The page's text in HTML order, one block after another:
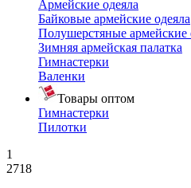
Армейские одеяла
Байковые армейские одеяла
Полушерстяные армейские
Зимняя армейская палатка
Гимнастерки
Валенки
Товары оптом
Гимнастерки
Пилотки
1
2718